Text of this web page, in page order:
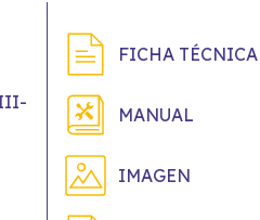
FICHA TÉCNICA
MANUAL
IMAGEN